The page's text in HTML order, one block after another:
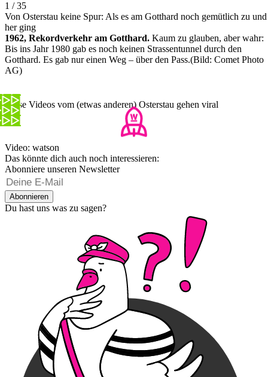
1 / 35
Von Osterstau keine Spur: Als es am Gotthard noch gemütlich zu und
her ging
1962, Rekordverkehr am Gotthard. Kaum zu glauben, aber wahr:
Bis ins Jahr 1980 gab es noch keinen Strassentunnel durch den
Gotthard. Es gab nur einen Weg – über den Pass.(Bild: Comet Photo
AG)
Diese Videos vom (etwas anderen) Osterstau gehen viral
Video: watson
Das könnte dich auch noch interessieren:
Abonniere unseren Newsletter
Abonnieren
Du hast uns was zu sagen?